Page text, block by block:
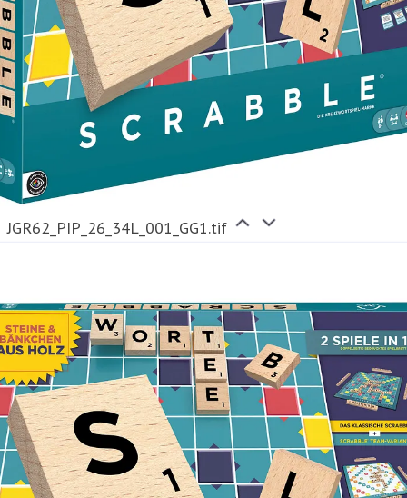
JGR62_PIP_26_34L_001_GG1.tif